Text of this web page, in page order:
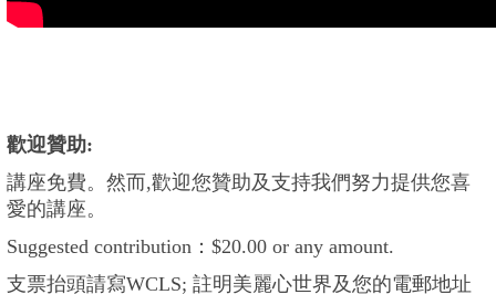
歡迎贊助:
講座免費。然而,歡迎您贊助及支持我們努力提供您喜
愛的講座。
Suggested contribution：$20.00 or any amount.
支票抬頭請寫WCLS; 註明美麗心世界及您的電郵地址